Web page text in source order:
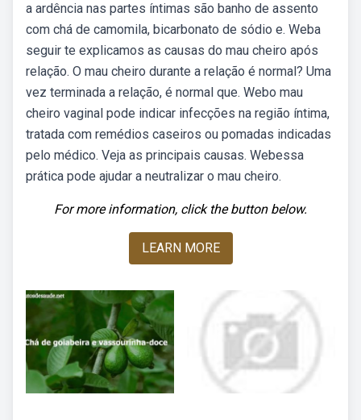
a ardência nas partes íntimas são banho de assento
com chá de camomila, bicarbonato de sódio e. Weba
seguir te explicamos as causas do mau cheiro após
relação. O mau cheiro durante a relação é normal? Uma
vez terminada a relação, é normal que. Webo mau
cheiro vaginal pode indicar infecções na região íntima,
tratada com remédios caseiros ou pomadas indicadas
pelo médico. Veja as principais causas. Webessa
prática pode ajudar a neutralizar o mau cheiro.
For more information, click the button below.
LEARN MORE